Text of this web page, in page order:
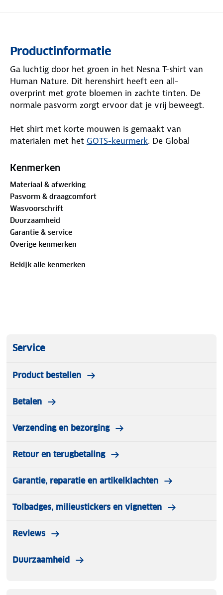
Productinformatie
Ga luchtig door het groen in het Nesna T-shirt van
Human Nature. Dit herenshirt heeft een all-
overprint met grote bloemen in zachte tinten. De
normale pasvorm zorgt ervoor dat je vrij beweegt.
Het shirt met korte mouwen is gemaakt van
materialen met het GOTS-keurmerk. De Global
internationaal keurmerk dat strenge eisen stelt aan
vezels tot aan de verwerking en productie van het
kledingstuk. Van deze print word je toch vrolijk!
Materiaal
Buitenstof: 100%
Is je kleding aan vervanging toe? Lever het in bij
Kenmerken
Materiaal & afwerking
Pasvorm & draagcomfort
Wasvoorschrift
Duurzaamheid
Garantie & service
Overige kenmerken
Bekijk alle kenmerken
Service
Product bestellen
Betalen
Verzending en bezorging
Retour en terugbetaling
Garantie, reparatie en artikelklachten
Tolbadges, milieustickers en vignetten
Reviews
Duurzaamheid